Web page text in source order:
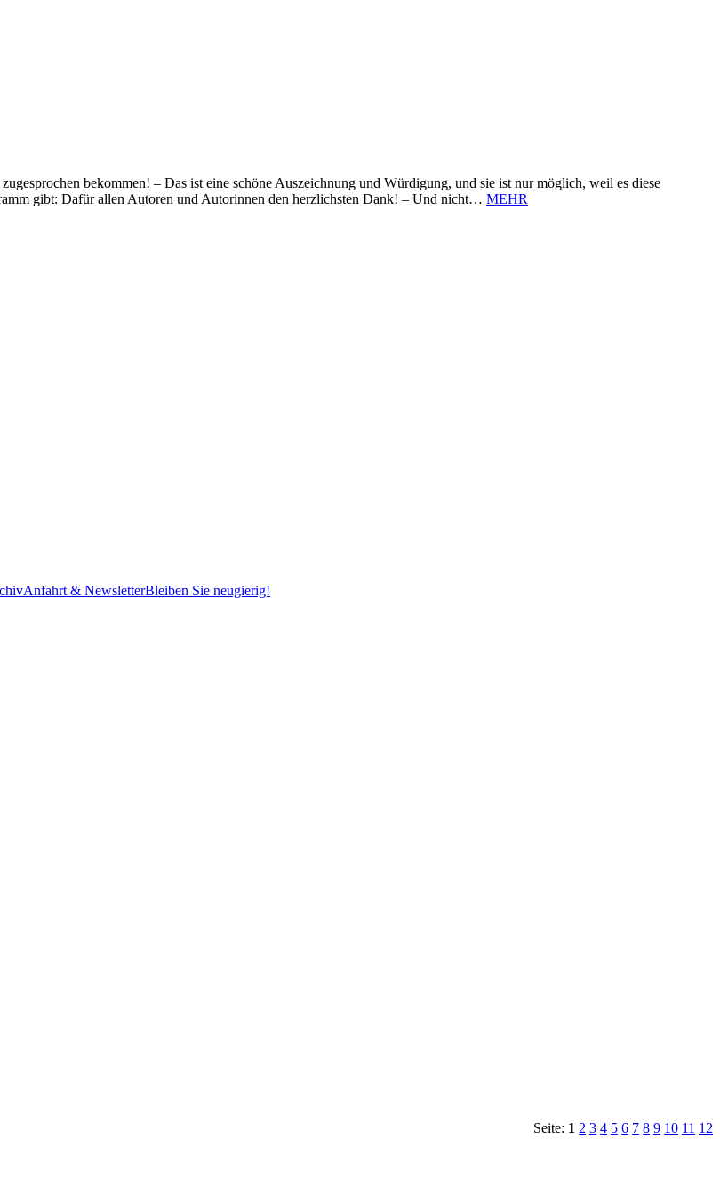
bekommen! – Das ist eine schöne Auszeichnung und Würdigung, und sie ist nur möglich, weil es diese
gibt: Dafür allen Autoren und Autorinnen den herzlichsten Dank! – Und nicht… MEHR
Anfahrt & NewsletterBleiben Sie neugierig!
Seite: 1 2 3 4 5 6 7 8 9 10 11 12